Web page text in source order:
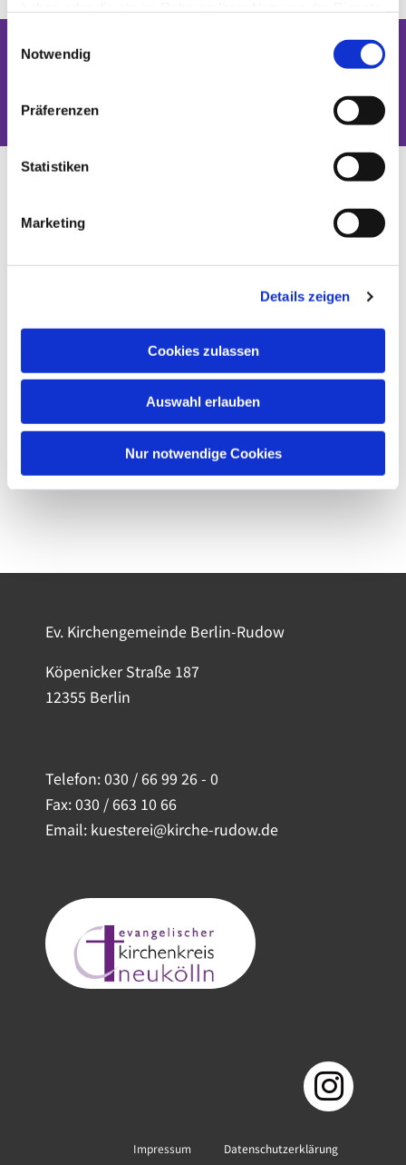
Notwendig
Präferenzen
Statistiken
Marketing
Details zeigen
Cookies zulassen
Auswahl erlauben
Nur notwendige Cookies
Ev. Kirchengemeinde Berlin-Rudow
Köpenicker Straße 187
12355 Berlin
Telefon:030 / 66 99 26 - 0
Fax: 030 / 663 10 66
Email: kuesterei@kirche-rudow.de
Impressum Datenschutzerklärung